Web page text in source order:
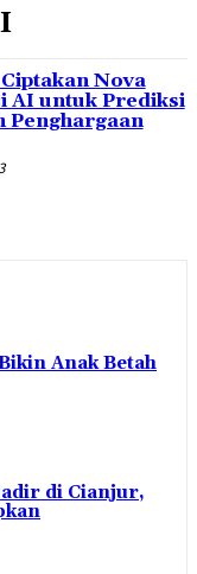
Nova
AI untuk Prediksi
Penghargaan
Anak Betah
di Cianjur,